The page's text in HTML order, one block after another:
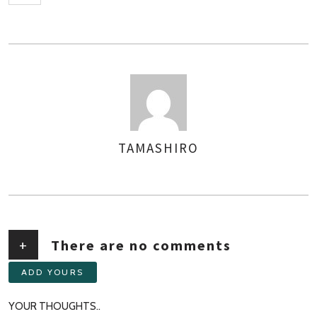
TAMASHIRO
+ There are no comments
ADD YOURS